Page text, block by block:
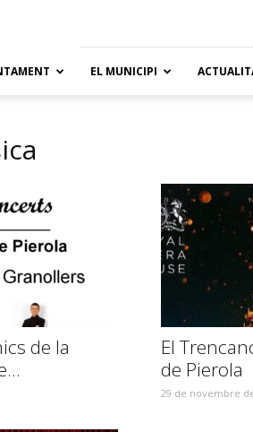
Hostalets
de
EL MUNICIPI
de la
El
de Pierola
29 de novembre